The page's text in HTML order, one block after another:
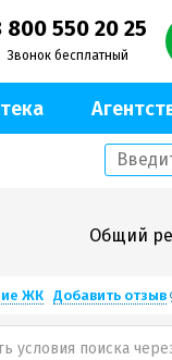
800 550 20 25
Звонок бесплатный
Общий
ЖК Добавить отзыв
условия поиска